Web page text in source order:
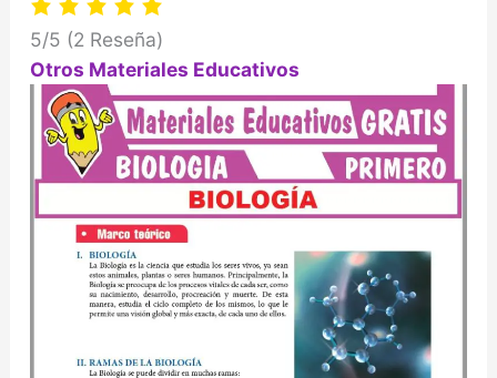
5/5 (2 Reseña)
Otros Materiales Educativos